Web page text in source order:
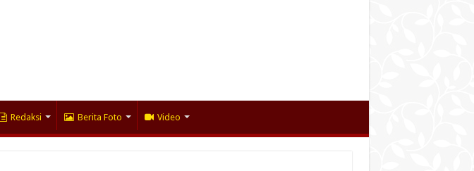
Redaksi Berita Foto Video